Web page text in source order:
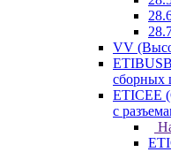
VV
сборных
ETICEE
с